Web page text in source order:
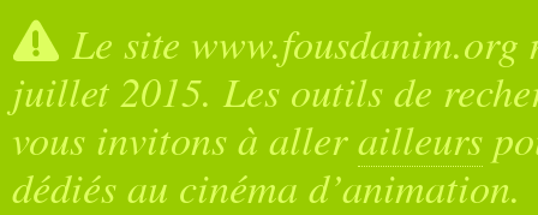
Le site
juillet 2015. Les outils de
vous invitons à allerailleurs
dédiés au cinéma d’animation.